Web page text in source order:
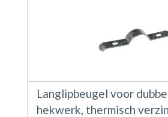
Langlipbeugel voor
hekwerk, thermisch